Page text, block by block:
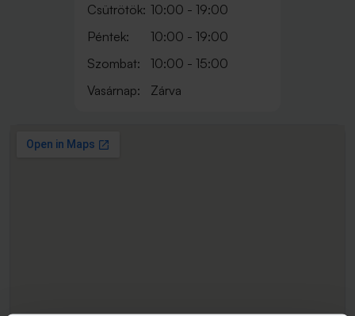
Csütrötök: 10:00 - 19:00
Péntek:
10:00 - 19:00
Szombat:
10:00 - 15:00
Vasárnap:
Zárva